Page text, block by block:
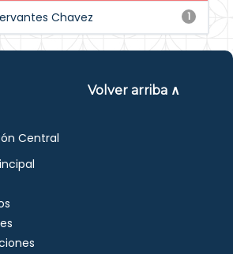
1
Chavez
Volver arriba ∧
Central